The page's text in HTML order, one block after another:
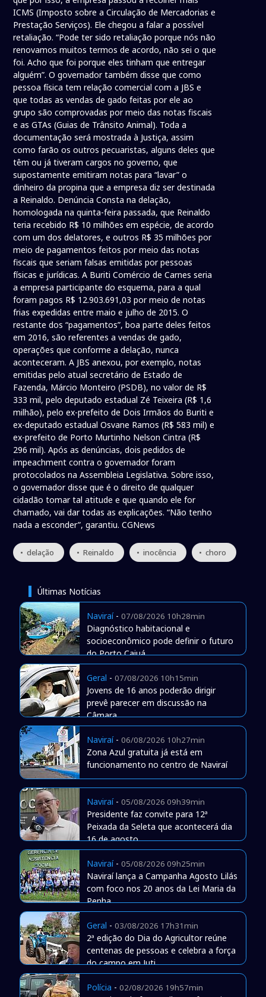
ICMS (Imposto sobre a Circulação de Mercadorias e
Prestação Serviços). Ele chegou a falar a possível
retaliação. “Pode ter sido retaliação porque nós não
renovamos muitos termos de acordo, não sei o que
foi. Acho que foi porque eles tinham que entregar
alguém”. O governador também disse que como
pessoa física tem relação comercial com a JBS e
que todas as vendas de gado feitas por ele ao
grupo são comprovadas por meio das notas fiscais
e as GTAs (Guias de Trânsito Animal). Toda a
documentação será mostrada à Justiça, assim
como farão os outros pecuaristas, alguns deles que
têm ou já tiveram cargos no governo, que
supostamente emitiram notas para “lavar” o
dinheiro da propina que a empresa diz ser destinada
a Reinaldo. Denúncia Consta na delação,
homologada na quinta-feira passada, que Reinaldo
teria recebido R$ 10 milhões em espécie, de acordo
com um dos delatores, e outros R$ 35 milhões por
meio de pagamentos feitos por meio das notas
fiscais que seriam falsas emitidas por pessoas
físicas e jurídicas. A Buriti Comércio de Carnes seria
a empresa participante do esquema, para a qual
foram pagos R$ 12.903.691,03 por meio de notas
frias expedidas entre maio e julho de 2015. O
restante dos “pagamentos”, boa parte deles feitos
em 2016, são referentes a vendas de gado,
operações que conforme a delação, nunca
aconteceram. A JBS anexou, por exemplo, notas
emitidas pelo atual secretário de Estado de
Fazenda, Márcio Monteiro (PSDB), no valor de R$
333 mil, pelo deputado estadual Zé Teixeira (R$ 1,6
milhão), pelo ex-prefeito de Dois Irmãos do Buriti e
ex-deputado estadual Osvane Ramos (R$ 583 mil) e
ex-prefeito de Porto Murtinho Nelson Cintra (R$
296 mil). Após as denúncias, dois pedidos de
impeachment contra o governador foram
protocolados na Assembleia Legislativa. Sobre isso,
o governador disse que é o direito de qualquer
cidadão tomar tal atitude e que quando ele for
chamado, vai dar todas as explicações. “Não tenho
nada a esconder”, garantiu. CGNews
• delação • Reinaldo • inocência • choro
Últimas Notícias
Naviraí- 07/08/2026 10h28min
Diagnóstico habitacional e
socioeconômico pode definir o futuro
do Porto Caiuá
Geral - 07/08/2026 10h15min
Jovens de 16 anos poderão dirigir
prevê parecer em discussão na
Câmara
Naviraí- 06/08/2026 10h27min
Zona Azul gratuita já está em
funcionamento no centro de Naviraí
Naviraí- 05/08/2026 09h39min
Presidente faz convite para 12ª
Peixada da Seleta que acontecerá dia
16 de agosto
Naviraí- 05/08/2026 09h25min
Naviraí lança a Campanha Agosto Lilás
com foco nos 20 anos da Lei Maria da
Penha
Geral - 03/08/2026 17h31min
2ª edição do Dia do Agricultor reúne
centenas de pessoas e celebra a força
do campo em Juti
Polícia - 02/08/2026 19h57min